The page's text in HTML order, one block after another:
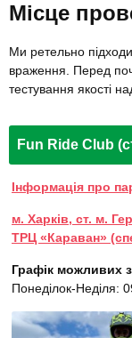
Місце
Ми ретельно
враження. Перед
тестування якості
Fun Ride Club
Інформація про
м. Харків, ст. м.
ТРЦ «Караван»
Графік можливих
Понеділок-Неділя: